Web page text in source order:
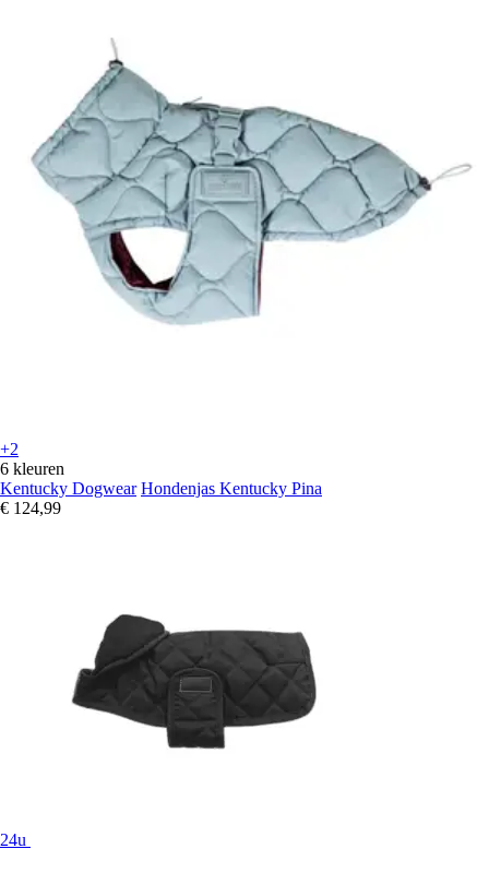
+2
6 kleuren
Kentucky Dogwear Hondenjas Kentucky Pina
€ 124,99
24u